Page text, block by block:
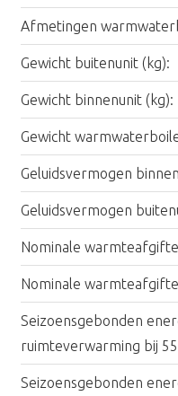
Afmetingen
Gewicht buitenunit (kg):
Gewicht binnenunit (kg):
Gewicht
Geluidsvermogen
Geluidsvermogen
Nominale
Nominale
Seizoensgebonden
ruimteverwarming bij
Seizoensgebonden